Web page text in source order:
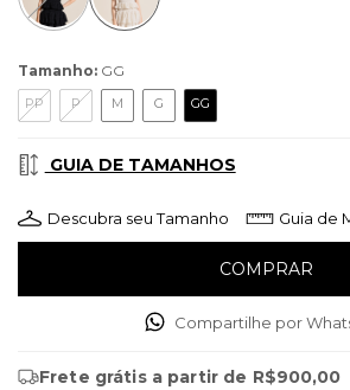
Tamanho: GG
PP P M G GG
GUIA DE TAMANHOS
Descubra seu Tamanho Guia de
Compartilhe por
Frete grátis a partir de R$900,00